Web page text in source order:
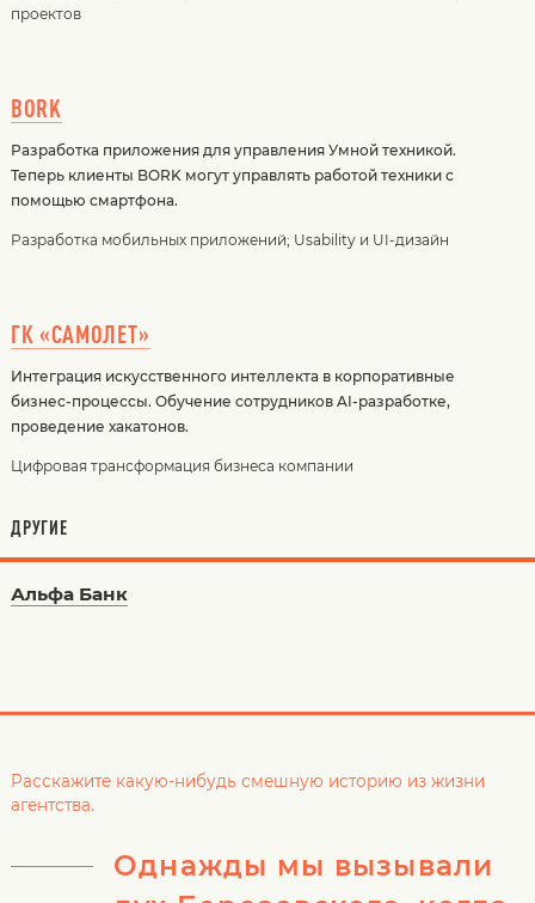
проектов
BORK
Разработка приложения для управления Умной техникой.
Теперь клиенты BORK могут управлять работой техники с
помощью смартфона.
Разработка мобильных приложений; Usability и UI-дизайн
ГК «САМОЛЕТ»
Интеграция искусственного интеллекта в корпоративные
бизнес-процессы. Обучение сотрудников AI-разработке,
проведение хакатонов.
Цифровая трансформация бизнеса компании
ДРУГИЕ
Альфа Банк
Расскажите какую-нибудь смешную историю из жизни
агентства.
Однажды мы вызывали